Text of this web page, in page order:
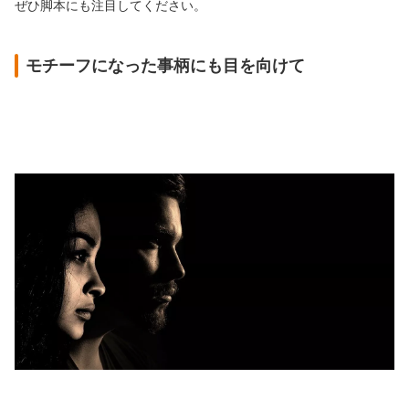
ぜひ脚本にも注目してください。
モチーフになった事柄にも目を向けて